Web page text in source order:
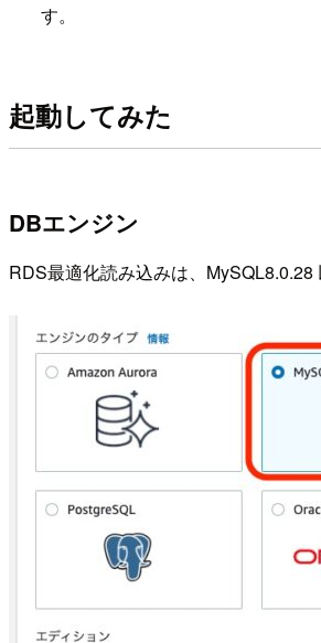
す。
起動してみた
DBエンジン
RDS最適化読み込みは、MySQL8.0.28